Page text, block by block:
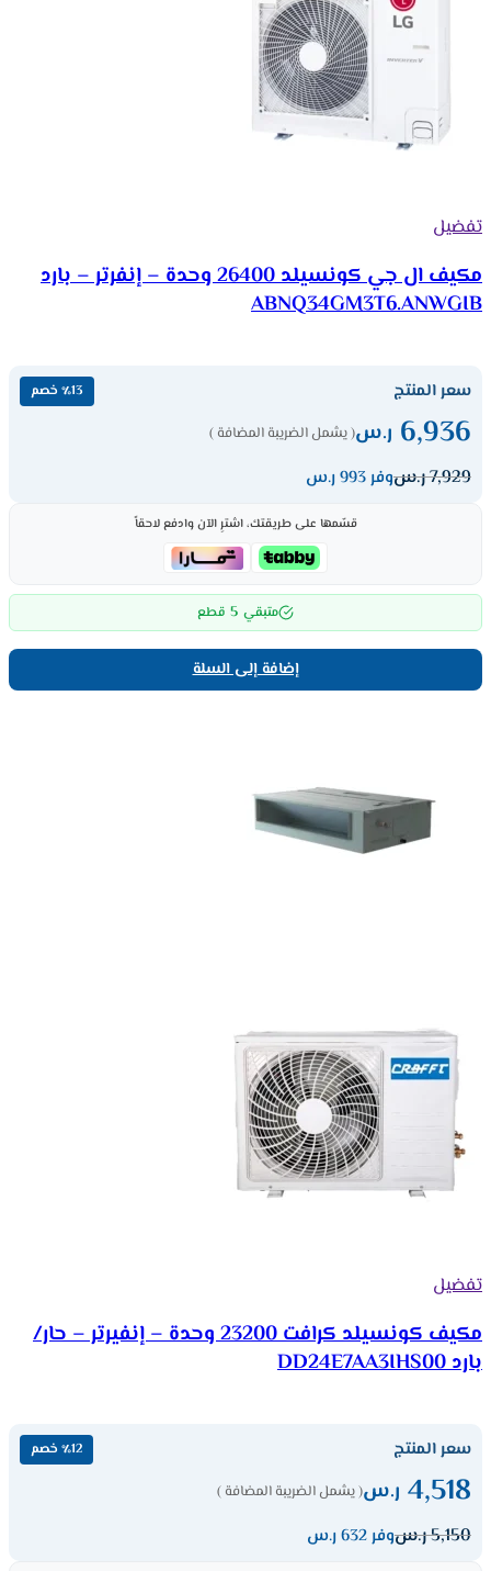
تفضيل
مكيف ال جي كونسيلد 26400 وحدة – إنفرتر – بارد
ABNQ34GM3T6.ANWGIB
سعر المنتج ٪13 خصم
6,936 ر.س( يشمل الضريبة المضافة )
7,929ر.سوفر 993 ر.س
قسّمها على طريقتك، اشترِ الآن وادفع لاحقاً
متبقي 5 قطع
إضافة إلى السلة
تفضيل
مكيف كونسيلد كرافت 23200 وحدة – إنفيرتر – حار/
بارد DD24E7AA3IHS00
سعر المنتج ٪12 خصم
4,518 ر.س( يشمل الضريبة المضافة )
5,150ر.سوفر 632 ر.س